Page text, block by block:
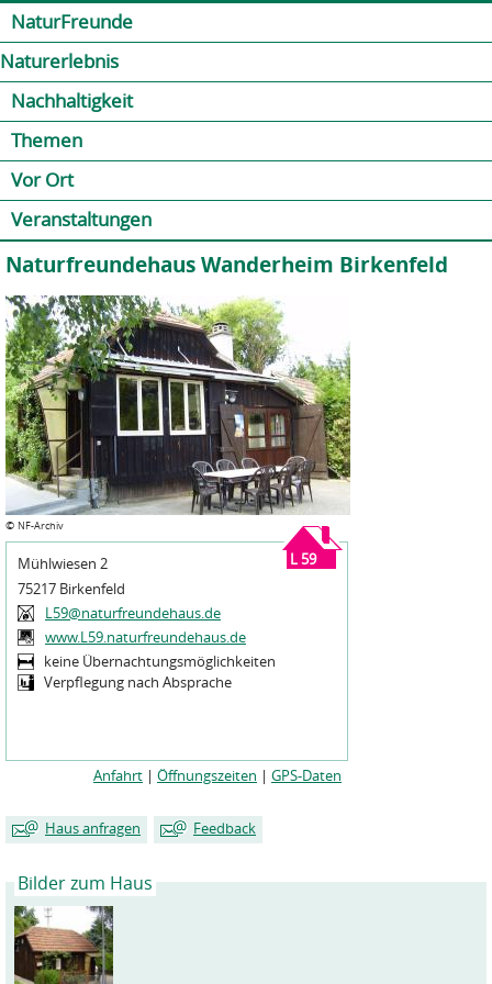
NaturFreunde
Naturerlebnis
Nachhaltigkeit
Themen
Vor Ort
Veranstaltungen
Naturfreundehaus Wanderheim Birkenfeld
© NF-Archiv
L 59
Mühlwiesen 2
75217 Birkenfeld
L59@naturfreundehaus.de
www.L59.naturfreundehaus.de
keine Übernachtungsmöglichkeiten
Verpflegung nach Absprache
Anfahrt | Öffnungszeiten | GPS-Daten
Haus anfragen Feedback
Mein Name*
Meine E-Mailadresse
Mein Name*
Meine E-Mailadresse
Bilder zum Haus